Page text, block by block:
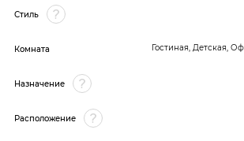
Стиль
Комната Гостиная, Детская,
Назначение
Расположение